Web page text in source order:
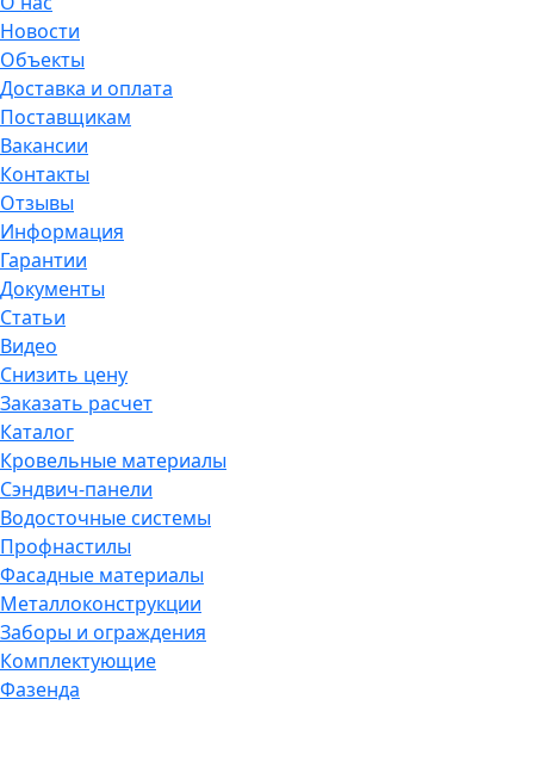
Новости
Объекты
Доставка и оплата
Поставщикам
Вакансии
Контакты
Отзывы
Информация
Гарантии
Документы
Статьи
Видео
Снизить цену
Заказать расчет
Каталог
Кровельные материалы
Сэндвич-панели
Водосточные системы
Профнастилы
Фасадные материалы
Металлоконструкции
Заборы и ограждения
Комплектующие
Фазенда